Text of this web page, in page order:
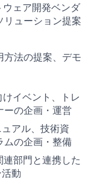
ェア開発ベンダ
リューション提案
法の提案、デモ
イベント、トレ
ーの企画・運営
アル、技術資
ムの企画・整備
部門と連携した
動